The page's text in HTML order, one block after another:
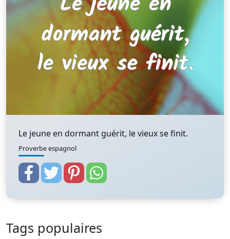
Le jeune en dormant guérit, le vieux se finit.
Proverbe espagnol
Tags populaires